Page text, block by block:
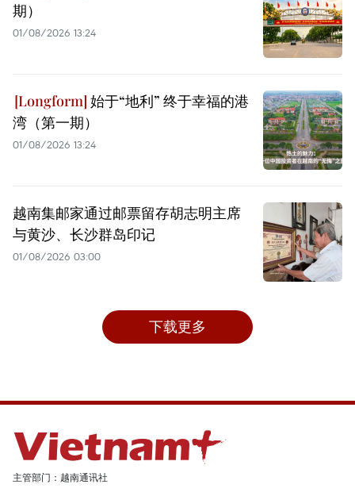
期）
01/08/2026 13:24
始于“地利” 终于幸福的港
湾（第一期）
01/08/2026 13:24
越南集邮家通过邮票留存胡志明主席
与黄沙、长沙群岛印记
01/08/2026 03:00
下载更多
主管部门：越南通讯社